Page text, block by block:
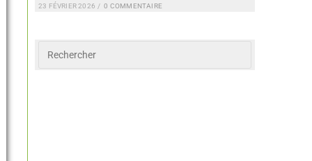
23 FÉVRIER 2026 / 0 COMMENTAIRE